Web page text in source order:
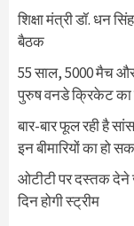
शिक्षा मंत्री डॉ. धन
बैठक
55 साल, 5000 मैच
पुरुष वनडे क्रिकेट का
बार-बार फूल रही है
इन बीमारियों का हो
ओटीटी पर दस्तक देने
दिन होगी स्ट्रीम